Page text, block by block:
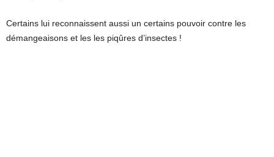
Certains lui reconnaissent aussi un certains pouvoir contre les
démangeaisons et les les piqûres d’insectes !